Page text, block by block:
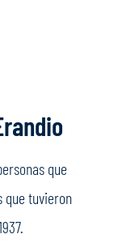
que
que tuvieron